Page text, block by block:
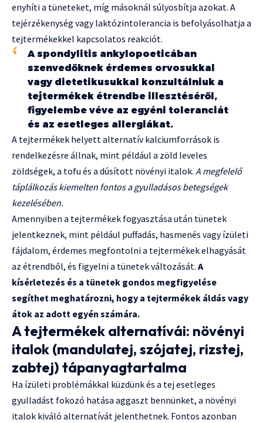
enyhíti a tüneteket, míg másoknál súlyosbítja azokat. A
tejérzékenység vagy laktózintolerancia is befolyásolhatja a
tejtermékekkel kapcsolatos reakciót.
A spondylitis ankylopoeticában
szenvedőknek érdemes orvosukkal
vagy dietetikusukkal konzultálniuk a
tejtermékek étrendbe illesztéséről,
figyelembe véve az egyéni toleranciát
és az esetleges allergiákat.
A tejtermékek helyett alternatív kalciumforrások is
rendelkezésre állnak, mint például a zöld leveles
zöldségek, a tofu és a dúsított növényi italok. A megfelelő
táplálkozás kiemelten fontos a gyulladásos betegségek
kezelésében.
Amennyiben a tejtermékek fogyasztása után tünetek
jelentkeznek, mint például puffadás, hasmenés vagy ízületi
fájdalom, érdemes megfontolni a tejtermékek elhagyását
az étrendből, és figyelni a tünetek változását. A
kísérletezés és a tünetek gondos megfigyelése
segíthet meghatározni, hogy a tejtermékek áldás vagy
átok az adott egyén számára.
A tejtermékek alternatívái: növényi
italok (mandulatej, szójatej, rizstej,
zabtej) tápanyagtartalma
Ha ízületi problémákkal küzdünk és a tej esetleges
gyulladást fokozó hatása aggaszt bennünket, a növényi
italok kiváló alternatívát jelenthetnek. Fontos azonban